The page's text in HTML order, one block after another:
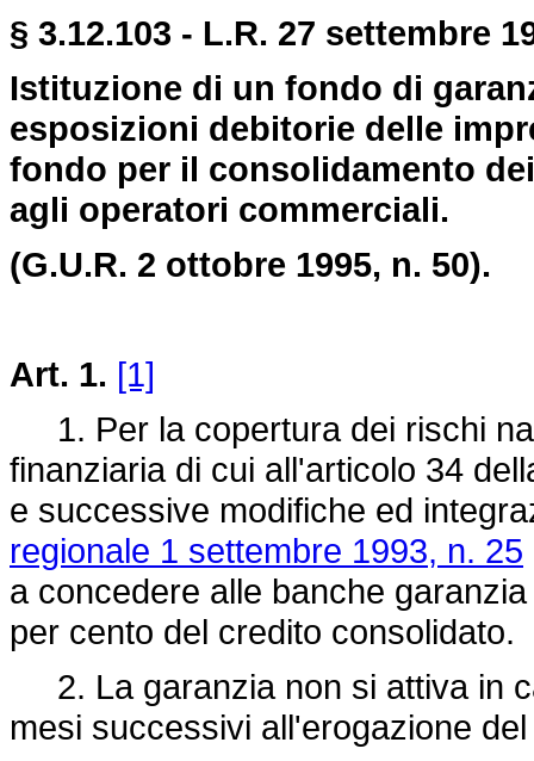
§ 3.12.103 - L.R. 27 settembre
Istituzione di un fondo di
esposizioni debitorie delle
fondo per il consolidamento
agli operatori commerciali.
(G.U.R. 2 ottobre 1995, n. 50).
Art. 1. [1]
1. Per la copertura dei rischi
finanziaria di cui all'articolo 34
e successive modifiche ed
regionale 1 settembre 1993, n. 25
a concedere alle banche
per cento del credito consolidato.
2. La garanzia non si attiva in
mesi successivi all'erogazione